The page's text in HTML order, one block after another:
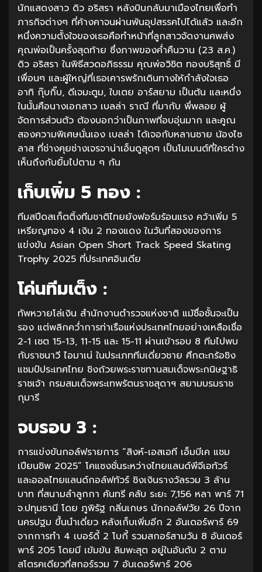
นักแสดงสาว ดิว อริสรา หลังบินกลับมาเมืองไทยเพื่อทำ
ภารกิจต่างๆ ที่ค้างคาจนผ่านพ้นอุปสรรคไปได้แล้ว และอีก
หนึ่งความตั้งใจของเธอคือทำหน้าที่ลูกสาวจัดงานศพส่ง
คุณพ่อเป็นครั้งสุดท้าย ซึ่งภาพของค่ำคืนวาน (23 ส.ค.)
ดิว อริสรา ในพิธีสวดอภิธรรม คุณพ่อวิชิต ทองบริสุทธิ์ มี
เพื่อนๆ และผู้ใหญ่ที่เธอเคารพรักเดินทางให้กำลังใจเธอ
อาทิ กุ๊บกิ๊บ, ดีเจมะตูม, ใบเตย อาร์สยาม เป็นต้น และหนึ่ง
ในนั้นคือนางเอกสาว เบลล่า ราณี ที่มากับ พี่พลอย ผู้
จัดการส่วนตัว ต้องบอกว่าเป็นภาพที่อบอุ่นมาก และคูณ
สองความพิเศษนั่นเอง เบลล่า ได้เจอกับหลานชาย น้องไซ
ลาส ที่ช่างคุยช่างเจรจาน่าเอ็นดูสุดๆ เป็นโมเมนต์ที่ใครต่าง
เห็นถึงกับยิ้มไปตาม ๆ กัน
เก็บเพิ่ม 5 ทอง :
ทีมสปีดสเก็ตติ้งทีมชาติไทยยังฟอร์มร้อนแรง คว้าเพิ่ม 5
เหรียญทอง 4 เงิน 2 ทองแดง ในวันที่สองของการ
แข่งขัน Asian Open Short Track Speed Skating
Trophy 2025 ที่ประเทศอินเดีย
โค่นทีมเต็ง :
ทัพหวายโล่เงิน สำนักงานตำรวจแห่งชาติ แม้ชื่อชั้นจะเป็น
รอง แต่พลิกคว่ำการท่าเรือแห่งประเทศไทยอย่างเหลือเชื่อ
2-1 เซต 15-13, 11-15 และ 15-11 ผ่านเข้ารอบ 8 ทีมไปพบ
กับราชนาวี ไอมาเน่ ในประเภททีมเดี่ยวชาย ศึกตะกร้อชิง
แชมป์ประเทศไทย ชิงถ้วยพระราชทานสมเด็จพระกนิษฐาธิ
ราชเจ้า กรมสมเด็จพระเทพรัตนราชสุดาฯ สยามบรมราช
กุมารี
จบรอบ 3 :
การแข่งขันกอล์ฟรายการ “สิงห์-เอสเอที เอ็มบีเค แชม
เปียนชิพ 2025” โคแซงชั่นระหว่างไทยแลนด์พีจีเอทัวร์
และออลไทยแลนด์กอล์ฟทัวร์ ชิงเงินรางวัลรวม 3 ล้าน
บาท ที่สนามลำลูกกา คันทรี คลับ ระยะ 7,156 หลา พาร์ 71
จ.ปทุมธานี โดย ภูพิรัฐ กลิ่นเกษร นักกอล์ฟวัย 26 ปีจาก
นครปฐม ขึ้นนำเดี่ยว หลังเก็บเพิ่มอีก 2 อันเดอร์พาร์ 69
จากการทำ 4 เบอร์ดี้ 2 โบกี้ รวมสกอร์สามวัน 8 อันเดอร์
พาร์ 205 โดยมี เข้มข้น ลิมพะสุต อยู่ในอันดับ 2 ตาม
สโตรคเดียวที่สกอร์รวม 7 อันเดอร์พาร์ 206